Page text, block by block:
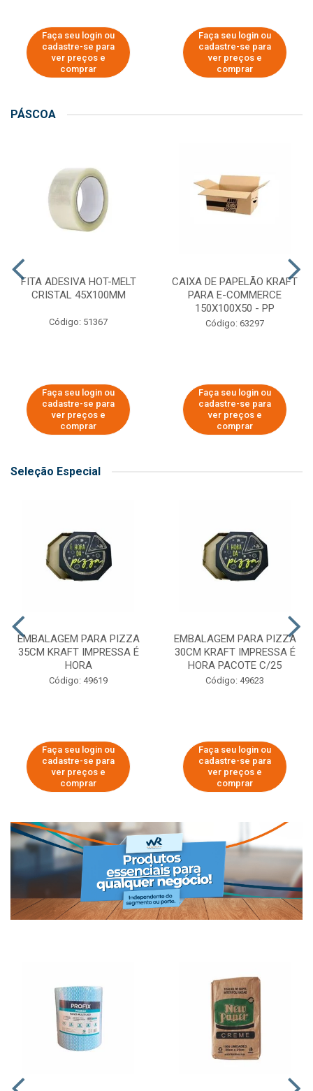
Faça seu login ou
cadastre-se para
ver preços e
comprar
Faça seu login ou
cadastre-se para
ver preços e
comprar
PÁSCOA
FITA ADESIVA HOT-MELT
CRISTAL 45X100MM
Código: 51367
Faça seu login ou
cadastre-se para
ver preços e
comprar
CAIXA DE PAPELÃO KRAFT
PARA E-COMMERCE
150X100X50 - PP
Código: 63297
Faça seu login ou
cadastre-se para
ver preços e
comprar
Seleção Especial
EMBALAGEM PARA PIZZA
35CM KRAFT IMPRESSA É
HORA
Código: 49619
Faça seu login ou
cadastre-se para
ver preços e
comprar
EMBALAGEM PARA PIZZA
30CM KRAFT IMPRESSA É
HORA PACOTE C/25
Código: 49623
Faça seu login ou
cadastre-se para
ver preços e
comprar